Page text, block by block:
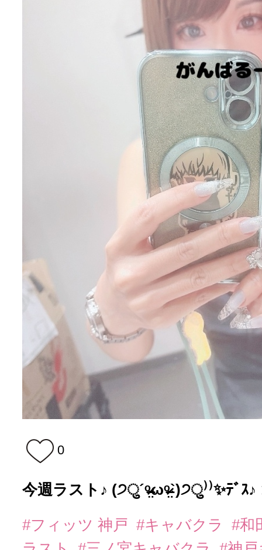
0
今週ラスト♪ (੭ु´ᵒ̴̶̷̤ωᵒ̴̶̷̤`)੭ु⁾⁾✨️ﾃﾞｽ♪
#フィッツ 神戸 #キャバクラ
#和